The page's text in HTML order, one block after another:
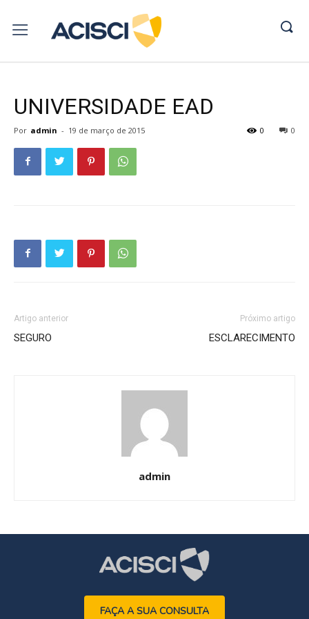
UNIVERSIDADE EAD
Por admin - 19 de março de 2015 0
0
Artigo anterior
SEGURO
Próximo artigo
ESCLARECIMENTO
admin
FAÇA A SUA CONSULTA